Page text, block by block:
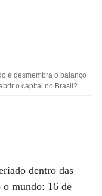
e desmembra o balanço
o capital no Brasil?
dentro das
mundo: 16 de